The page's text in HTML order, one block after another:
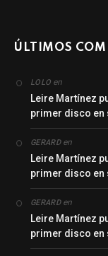
ÚLTIMOS
LOLO en
Leire Martínez
primer disco en
GERARDen
Leire Martínez
primer disco en
GERARDen
Leire Martínez
primer disco en